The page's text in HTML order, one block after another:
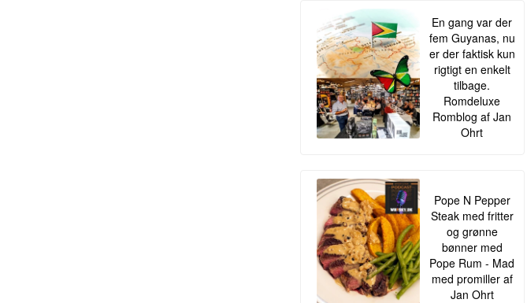
En gang var der
fem Guyanas, nu
er der faktisk kun
rigtigt en enkelt
tilbage.
Romdeluxe
Romblog af Jan
Ohrt
Pope N Pepper
Steak med fritter
og grønne
bønner med
Pope Rum - Mad
med promiller af
Jan Ohrt